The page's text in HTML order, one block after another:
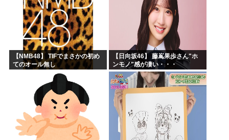
【NMB48】 TIFでまさかの初め
てのオール無し
【日向坂46】 藤嶌果歩さん"ホ
ンモノ"感が凄い・・・